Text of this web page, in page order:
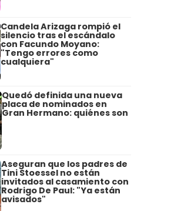
Candela Arizaga rompió el
silencio tras el escándalo
con Facundo Moyano:
"Tengo errores como
cualquiera"
Quedó definida una nueva
placa de nominados en
Gran Hermano: quiénes son
Aseguran que los padres de
Tini Stoessel no están
invitados al casamiento con
Rodrigo De Paul: "Ya están
avisados"